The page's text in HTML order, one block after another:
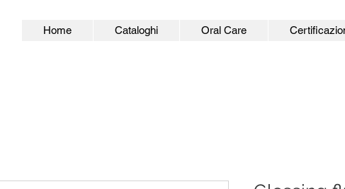
Home Cataloghi Oral Care